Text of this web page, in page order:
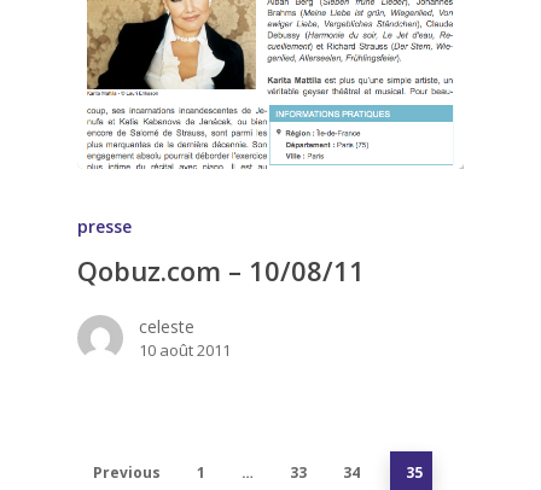
presse
Qobuz.com – 10/08/11
celeste
10 août 2011
Previous 1 … 33 34 35